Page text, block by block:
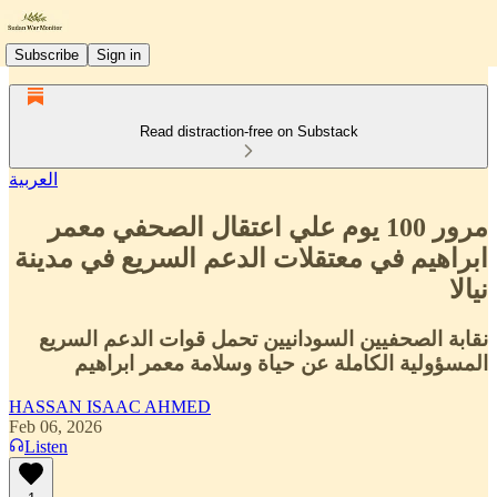
Subscribe Sign in
Read distraction-free on Substack
العربية
مرور 100 يوم علي اعتقال الصحفي معمر
ابراهيم في معتقلات الدعم السريع في مدينة
نيالا
نقابة الصحفيين السودانيين تحمل قوات الدعم السريع
المسؤولية الكاملة عن حياة وسلامة معمر ابراهيم
HASSAN ISAAC AHMED
Feb 06, 2026
Listen